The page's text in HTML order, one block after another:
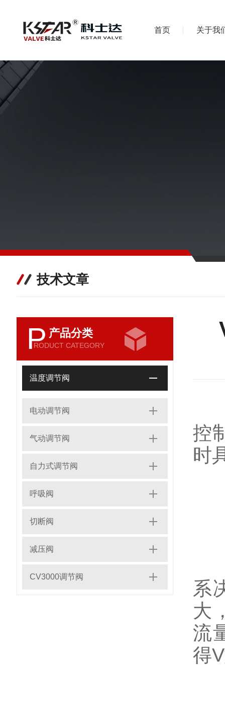
首页 关于我
技术文章
P 产品分类
RODUCT CATEGORY
温度调节阀
电动调节阀
气动调节阀
自力式调节阀
呼吸阀
切断阀
减压阀
CV3000调节阀
控
时
系
大
流
得